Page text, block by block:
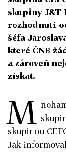
skupiny J&T
rozhodnutí
šéfa
které ČNB
a zároveň
získat.
M
skupinou
Jak